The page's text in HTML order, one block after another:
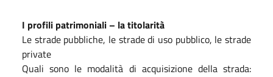
I profili patrimoniali – la titolarità
Le strade pubbliche, le strade di uso pubblico, le strade
private
Quali sono le modalità di acquisizione della strada: